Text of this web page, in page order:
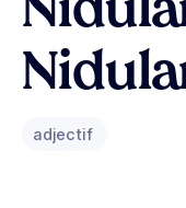
adjectif